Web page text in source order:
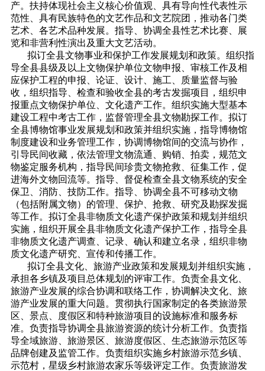
产。扶持体现社会主义核心价值观、具有导向性代表性示
范性、具有民族特色的文艺作品和文艺院团，推动各门类
艺术、各艺术品种发展。指导、协调全县性艺术比赛、展
览和非营利性演出及重大文艺活动。
拟订全县文物事业和保护工作发展规划和政策。组织指
导全县县级及以上文物保护单位文物申报、审核工作及相
应保护工程的申报、论证、设计、施工、质量监督与验
收，组织指导、检查和验收全县的考古发掘项目，组织申
报重点文物保护单位、文化遗产工作。组织实施大型基本
建设工程中考古工作，监督管理全县文物勘探工作。拟订
全县博物馆事业发展规划和政策并组织实施，指导博物馆
制度建设和业务管理工作，协调博物馆间的交流与协作，
引导民间收藏，依法管理文物流通、购销、拍卖，规范文
物鉴定服务机构，指导民间珍贵文物抢救、征集工作，促
进海外文物回流等。指导、督促检查全县文物系统的安全
保卫、消防、技防工作。指导、协调全县不可移动文物
（包括附属文物）的管理、保护、抢救、研究及勘探发掘
等工作。拟订全县非物质文化遗产保护政策和规划并组织
实施，组织开展全县非物质文化遗产保护工作，指导全县
非物质文化遗产调查、记录、确认和建立名录，组织非物
质文化遗产研究、宣传和传播工作。
拟订全县文化、旅游产业政策和发展规划并组织实施，
承担各乡镇及项目总体规划的评审工作。负责全县文化、
旅游产业发展的综合协调和联络工作，协调解决文化、旅
游产业发展的重大问题。贯彻执行国家制定的各类旅游景
区、景点、度假区和特种旅游项目的设施标准和服务标
准。负责指导协调全县旅游资源的统计分析工作。负责指
导全域旅游、旅游景区、旅游度假区、生态旅游示范区等
品牌创建及监管工作。负责组织实施乡村旅游示范乡镇、
示范村，星级乡村旅游农家乐等级评定工作。负责旅游发